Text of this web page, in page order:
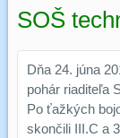
SOŠ
Dňa 24. júna
pohár riaditeľa
Po ťažkých
skončili III.C a